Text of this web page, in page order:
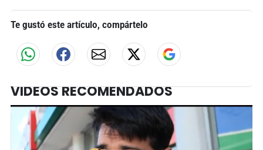
Te gustó este artículo, compártelo
VIDEOS RECOMENDADOS